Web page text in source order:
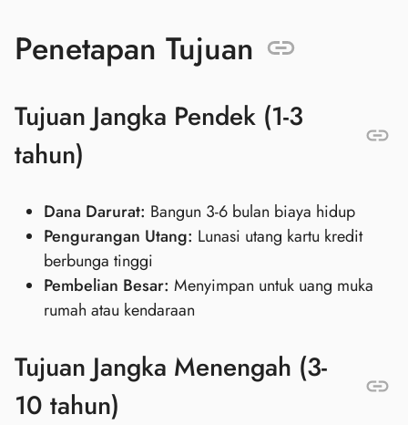
Penetapan Tujuan
Tujuan Jangka Pendek (1-3
tahun)
Dana Darurat: Bangun 3-6 bulan biaya hidup
Pengurangan Utang: Lunasi utang kartu kredit
berbunga tinggi
Pembelian Besar: Menyimpan untuk uang muka
rumah atau kendaraan
Tujuan Jangka Menengah (3-
10 tahun)